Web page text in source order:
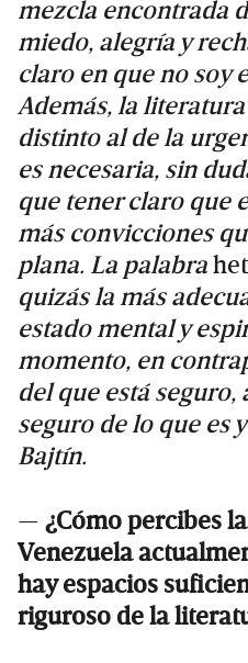
mezcla encontrada
miedo, alegría y
claro en que no soy
Además, la
distinto al de la
es necesaria, sin
que tener claro que
más convicciones
plana. La palabra
quizás la más
estado mental y
momento, en
del que está
seguro de lo que es
Bajtín.
— ¿Cómo percibes
Venezuela
hay espacios
riguroso de la